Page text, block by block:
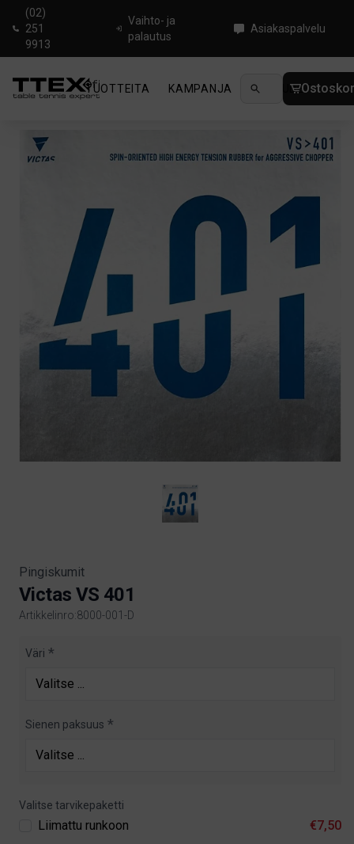
(02)
251
9913
Vaihto- ja
palautus
Asiakaspalvelu
TUOTTEITA KAMPANJA UUTUUDET
Victas VS 401
Pingiskumit
Victas VS 401
Artikkelinro:8000-001-D
Product information
Väri
Sienen paksuus
Valitse tarvikepaketti
Liimattu runkoon
€7,50